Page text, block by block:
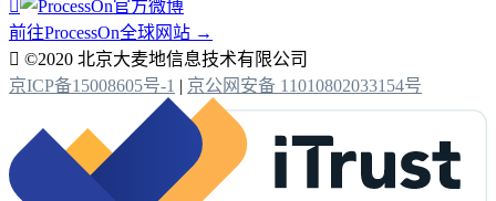

前往ProcessOn全球网站 →
 ©2020 北京大麦地信息技术有限公司
京ICP备15008605号-1 | 京公网安备 11010802033154号